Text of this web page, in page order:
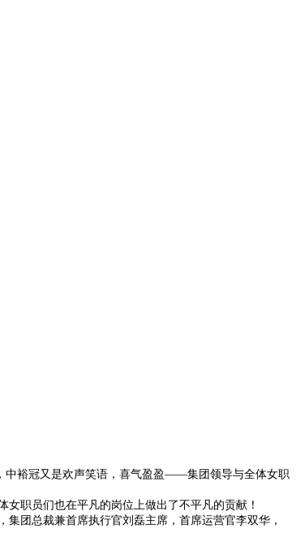
中裕冠又是欢声笑语，喜气盈盈——集团领导与全体女职
职员们也在平凡的岗位上做出了不平凡的贡献！
团总裁兼首席执行官刘磊主席，首席运营官李双华，